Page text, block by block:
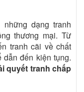
dạng tranh
thương mại. Từ
tranh cãi về chất
đến kiện tụng.
quyết tranh chấp